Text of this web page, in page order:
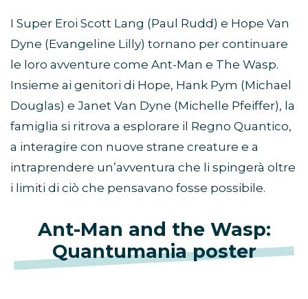
I Super Eroi Scott Lang (Paul Rudd) e Hope Van
Dyne (Evangeline Lilly) tornano per continuare
le loro avventure come Ant-Man e The Wasp.
Insieme ai genitori di Hope, Hank Pym (Michael
Douglas) e Janet Van Dyne (Michelle Pfeiffer), la
famiglia si ritrova a esplorare il Regno Quantico,
a interagire con nuove strane creature e a
intraprendere un’avventura che li spingerà oltre
i limiti di ciò che pensavano fosse possibile.
Ant-Man and the Wasp:
Quantumania poster